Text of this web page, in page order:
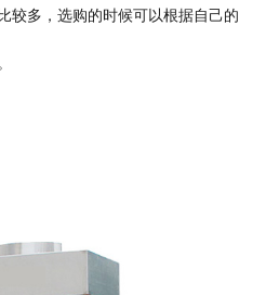
较多，选购的时候可以根据自己的